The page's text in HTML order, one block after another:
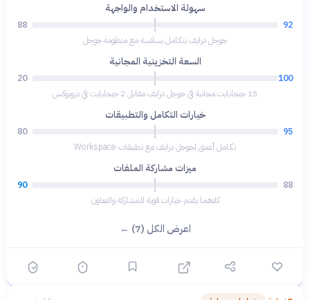
سهولة الاستخدام والواجهة
92
88
جوجل درايف يتكامل بسلاسة مع منظومة جوجل
السعة التخزينية المجانية
100
20
15 جيجابايت مجانية في جوجل درايف مقابل 2 جيجابايت في دروبوكس
خيارات التكامل والتطبيقات
95
80
تكامل أعمق لجوجل درايف مع تطبيقات Workspace
ميزات مشاركة الملفات
88
90
كلاهما يقدم خيارات قوية للمشاركة والتعاون
اعرض الكل (7) ←